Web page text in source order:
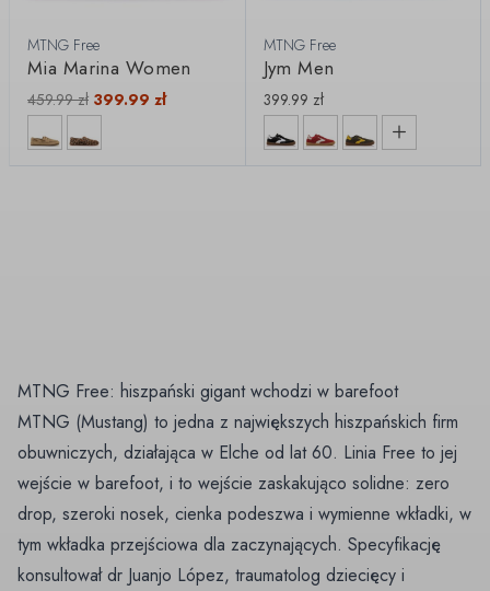
MTNG Free
Mia Marina Women
459.99zł 399.99 zł
MTNG Free
Jym Men
399.99 zł
MTNG Free: hiszpański gigant wchodzi w barefoot
MTNG (Mustang) to jedna z największych hiszpańskich firm
obuwniczych, działająca w Elche od lat 60. Linia Free to jej
wejście w barefoot, i to wejście zaskakująco solidne: zero
drop, szeroki nosek, cienka podeszwa i wymienne wkładki, w
tym wkładka przejściowa dla zaczynających. Specyfikację
konsultował dr Juanjo López, traumatolog dziecięcy i